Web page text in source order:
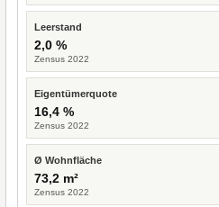
Leerstand
2,0 %
Zensus 2022
Eigentümerquote
16,4 %
Zensus 2022
Ø Wohnfläche
73,2 m²
Zensus 2022